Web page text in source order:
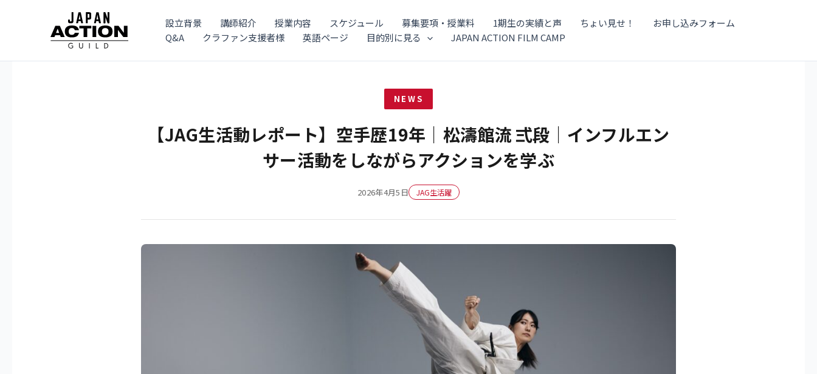
キ
設立背景 講師紹介 授業内容 スケジュール 募集要項・授業料 1期生の実績と声 ちょい見せ！
お申し込みフォーム
Q&A
クラファン支援者様 英語ページ 目的別に見る JAPAN ACTION FILM CAMP
NEWS
【JAG生活動レポート】空手歴19年｜松濤館流 弍段｜インフルエン
サー活動をしながらアクションを学ぶ
2026年4月5日 JAG生活躍